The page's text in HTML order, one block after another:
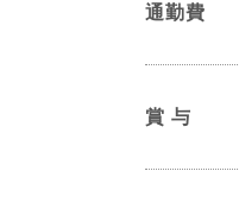
通勤費
賞 与